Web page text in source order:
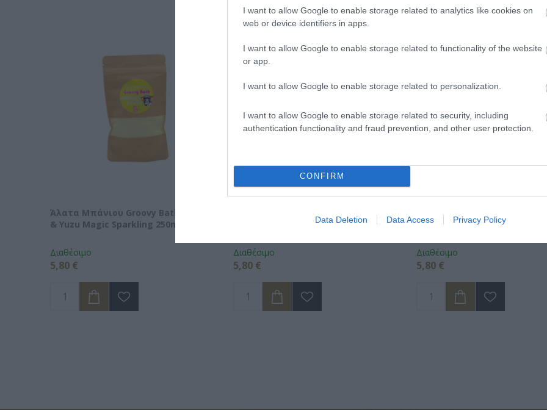
I want to allow Google to enable storage related to analytics like cookies on
web or device identifiers in apps.
I want to allow Google to enable storage related to functionality of the website
or app.
I want to allow Google to enable storage related to personalization.
I want to allow Google to enable storage related to security, including
authentication functionality and fraud prevention, and other user protection.
CONFIRM
Data Deletion Data Access Privacy Policy
Άλατα Μπάνιου Groovy Bath Coconut
& Yuzu Magic Sparkling 250ml
Διαθέσιμο
5,80 €
Άλατα Μπάνιου Groovy Bath Dragon
Fruit Magic Sparkling 250ml
Διαθέσιμο
5,80 €
Άλατα Μπάνιου Groovy
Berries Magic Sparkling
Διαθέσιμο
5,80 €